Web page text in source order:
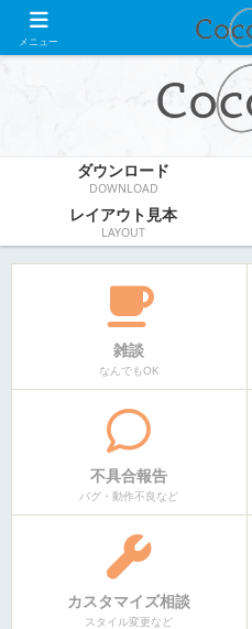
WordPress
ダウンロード
DOWNLOAD
レイアウト見本
LAYOUT
雑談
なんでもOK
不具合報告
バグ・動作不良など
カスタマイズ相談
スタイル変更など
メニュー